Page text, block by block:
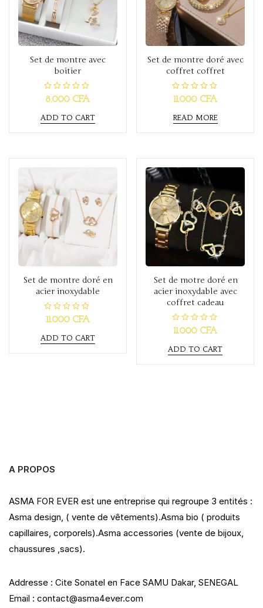
Set de montre avec
boitier
R
a
e
d
0
o
8.000CFA
ADD TO CART
Set de montre doré avec
coffret coffret
R
a
e
d
0
o
f
5
11.000CFA
READ MORE
Set de montre doré en
acier inoxydable
R
a
e
d
0
11.000 CFA
ADD TO CART
Set de motre doré en
acier inoxydable avec
coffret cadeau
R
a
e
d
0
11.000CFA
ADD TO CART
A PROPOS
ASMA FOR EVER est une entreprise qui regroupe 3 entités :
Asma design, ( vente de vêtements).Asma bio ( produits
capillaires, corporels).Asma accessories (vente de bijoux,
chaussures ,sacs).
Addresse : Cite Sonatel en Face SAMU Dakar, SENEGAL
Email : contact@asma4ever.com